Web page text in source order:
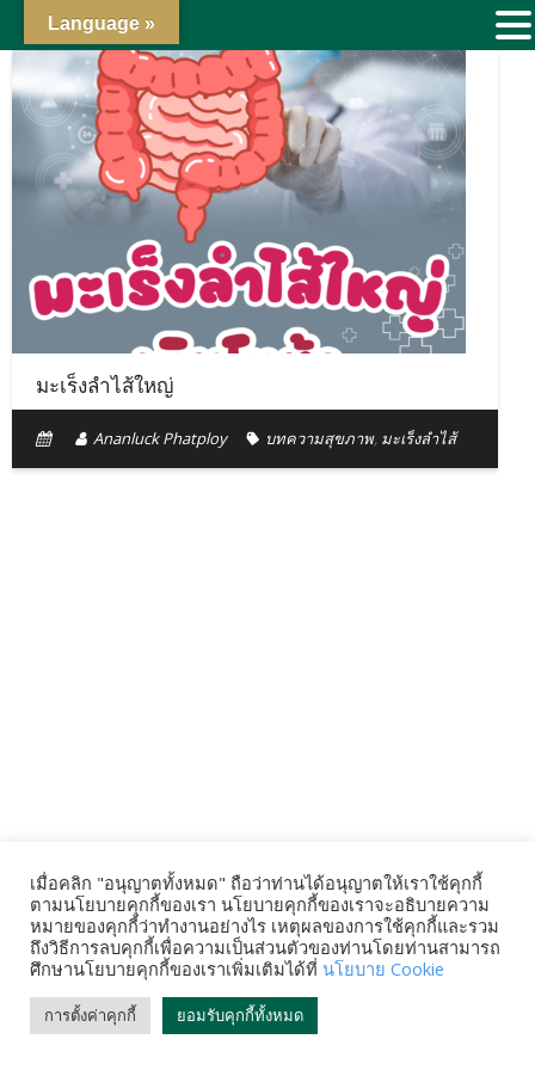
มะเร็งลำไส้ใหญ่
Ananluck Phatploy บทความสุขภาพ, มะเร็งลำไส้
เมื่อคลิก "อนุญาตทั้งหมด" ถือว่าท่านได้อนุญาตให้เราใช้คุกกี้
ตามนโยบายคุกกี้ของเรา นโยบายคุกกี้ของเราจะอธิบายความ
หมายของคุกกี้ว่าทำงานอย่างไร เหตุผลของการใช้คุกกี้และรวม
ถึงวิธีการลบคุกกี้เพื่อความเป็นส่วนตัวของท่านโดยท่านสามารถ
ศึกษานโยบายคุกกี้ของเราเพิ่มเติมได้ที่ นโยบาย Cookie
การตั้งค่าคุกกี้ ยอมรับคุกกี้ทั้งหมด
Language »